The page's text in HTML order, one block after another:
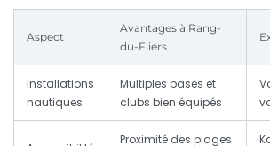
Aspect
Avantages à Rang-
du-Fliers
Installations
nautiques
Multiples bases et
clubs bien équipés
Proximité des plages